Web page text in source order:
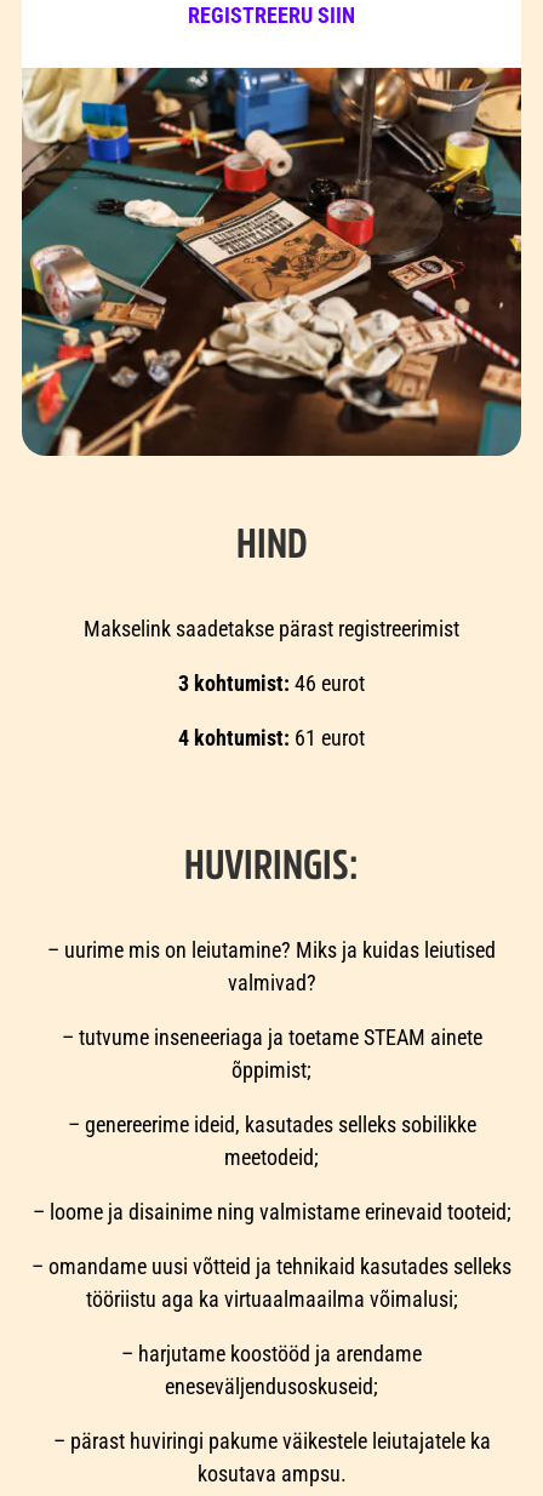
REGISTREERU SIIN
HIND
Makselink saadetakse pärast registreerimist
3 kohtumist: 46 eurot
4 kohtumist: 61 eurot
HUVIRINGIS:
– uurime mis on leiutamine? Miks ja kuidas leiutised
valmivad?
– tutvume inseneeriaga ja toetame STEAM ainete
õppimist;
– genereerime ideid, kasutades selleks sobilikke
meetodeid;
– loome ja disainime ning valmistame erinevaid tooteid;
– omandame uusi võtteid ja tehnikaid kasutades selleks
tööriistu aga ka virtuaalmaailma võimalusi;
– harjutame koostööd ja arendame
eneseväljendusoskuseid;
– pärast huviringi pakume väikestele leiutajatele ka
kosutava ampsu.